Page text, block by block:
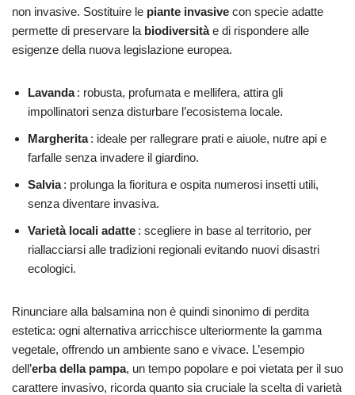
non invasive. Sostituire le piante invasive con specie adatte
permette di preservare la biodiversitàe di rispondere alle
esigenze della nuova legislazione europea.
Lavanda: robusta, profumata e mellifera, attira gli
impollinatori senza disturbare l’ecosistema locale.
Margherita: ideale per rallegrare prati e aiuole, nutre api e
farfalle senza invadere il giardino.
Salvia: prolunga la fioritura e ospita numerosi insetti utili,
senza diventare invasiva.
Varietà locali adatte : scegliere in base al territorio, per
riallacciarsi alle tradizioni regionali evitando nuovi disastri
ecologici.
Rinunciare alla balsamina non è quindi sinonimo di perdita
estetica: ogni alternativa arricchisce ulteriormente la gamma
vegetale, offrendo un ambiente sano e vivace. L’esempio
dell’erba della pampa, un tempo popolare e poi vietata per il suo
carattere invasivo, ricorda quanto sia cruciale la scelta di varietà